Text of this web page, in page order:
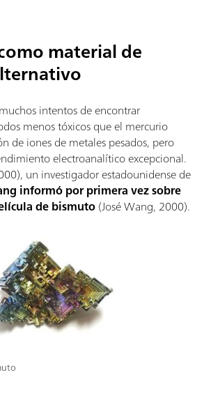
material de
intentos de encontrar
menos tóxicos que el mercurio
de iones de metales pesados, pero
electroanalítico excepcional.
un investigador estadounidense de
informó por primera vez sobre
de bismuto(José Wang, 2000).